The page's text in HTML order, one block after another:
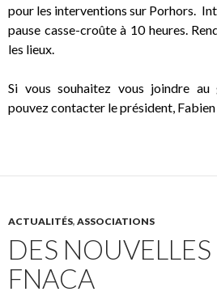
pour les interventions sur Porhors.
pause casse-croûte à 10 heures.
les lieux.
Si vous souhaitez vous joindre
pouvez contacter le président,
ACTUALITÉS, ASSOCIATIONS
DES
FNACA